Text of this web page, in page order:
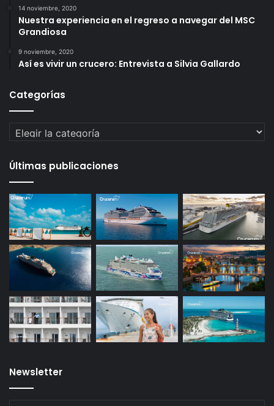
14 noviembre, 2020
Nuestra experiencia en el regreso a navegar del MSC
Grandiosa
9 noviembre, 2020
Así es vivir un crucero: Entrevista a Silvia Gallardo
Categorías
Categorías
Últimas publicaciones
Newsletter